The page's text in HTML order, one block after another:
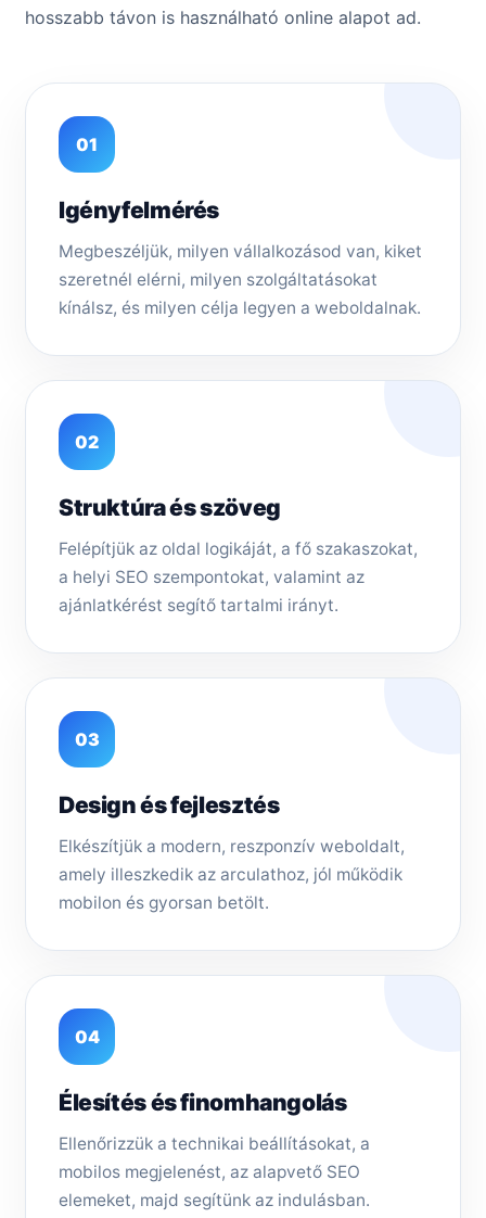
hosszabb távon is használható online alapot ad.
01
Igényfelmérés
Megbeszéljük, milyen vállalkozásod van, kiket
szeretnél elérni, milyen szolgáltatásokat
kínálsz, és milyen célja legyen a weboldalnak.
02
Struktúra és szöveg
Felépítjük az oldal logikáját, a fő szakaszokat,
a helyi SEO szempontokat, valamint az
ajánlatkérést segítő tartalmi irányt.
03
Design és fejlesztés
Elkészítjük a modern, reszponzív weboldalt,
amely illeszkedik az arculathoz, jól működik
mobilon és gyorsan betölt.
04
Élesítés és finomhangolás
Ellenőrizzük a technikai beállításokat, a
mobilos megjelenést, az alapvető SEO
elemeket, majd segítünk az indulásban.